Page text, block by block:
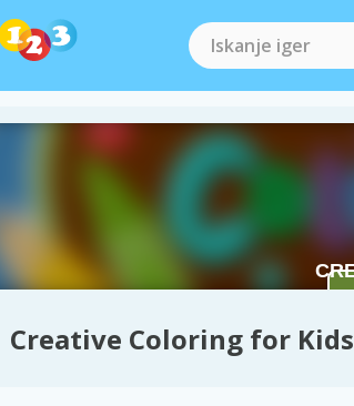
Creative Coloring for Kids